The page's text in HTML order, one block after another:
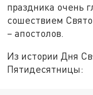
праздника очень
сошествием
– апостолов.
Из истории Дня
Пятидесятницы: